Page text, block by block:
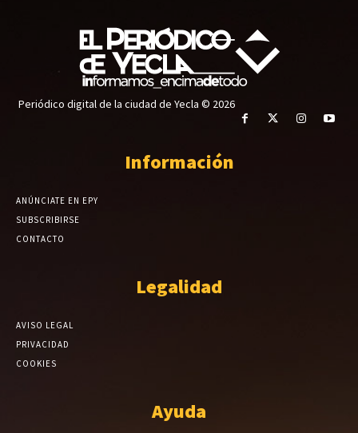
Periódico digital de la ciudad de Yecla © 2026
Información
ANÚNCIATE EN EPY
SUBSCRIBIRSE
CONTACTO
Legalidad
AVISO LEGAL
PRIVACIDAD
COOKIES
Ayuda